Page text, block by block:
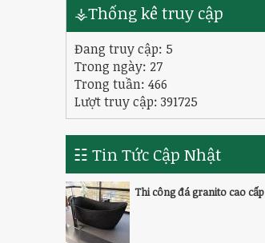
⚶Thống kê truy cập
Đang truy cập: 5
Trong ngày: 27
Trong tuần:466
Lượt truy cập: 391725
☷ Tin Tức Cập Nhật
Thi công đá granito cao cấp